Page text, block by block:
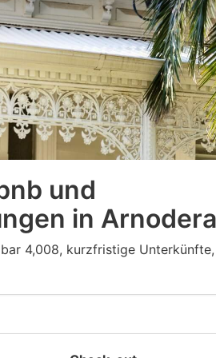
und
in Arnodera
4,008, kurzfristige